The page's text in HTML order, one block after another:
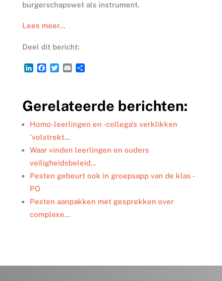
burgerschapswet als instrument.
Lees meer…
Deel dit bericht:
L
e
d
I
n
F
b
o
o
k
T
t
e
r
E
l
D
n
Gerelateerde berichten:
Homo-leerlingen en -collega's verklikken
'volstrekt…
Waar vinden leerlingen en ouders
veiligheidsbeleid…
Pesten gebeurt ook in groepsapp van de klas -
PO
Pesten aanpakken met gesprekken over
complexe…